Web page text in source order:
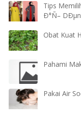
Tips
Ð°Ñ–
Obat Kuat
Pahami
Pakai Air